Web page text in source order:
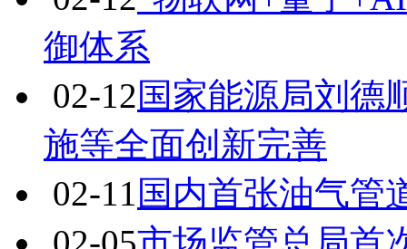
一周资讯排行
03-03中国移动东北三
官方公告
02-12Mistral拟斥资12